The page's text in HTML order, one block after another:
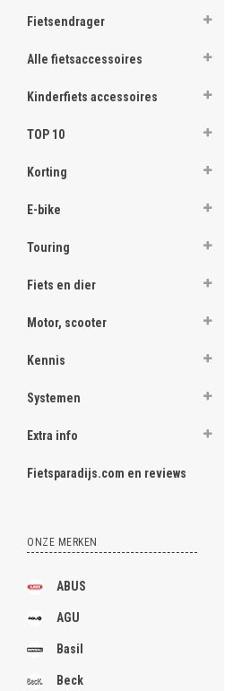
Fietsendrager
Alle fietsaccessoires
Kinderfiets accessoires
TOP 10
Korting
E-bike
Touring
Fiets en dier
Motor, scooter
Kennis
Systemen
Extra info
Fietsparadijs.com en reviews
ONZE MERKEN
ABUS
AGU
Basil
Beck